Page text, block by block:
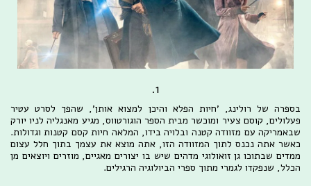
1.
בספרה של רולינג, 'חיות הפלא והיכן למצוא אותן', שהפך לסרט עטיר
פעלולים, קוסם צעיר ומוכשר מבית הספר הוגורטווס, מגיע מאנגליה לניו יורק
שבאמריקה עם מזוודה קטנה ובלויה בידו, המלאה חיות קסם קטנות וגדולות.
כאשר אתה נכנס לתוך המזוודה הזו, אתה מוצא את עצמך בתוך חלל עצום
ממדים שבתוכו גן זואולוגי מדהים שיש בו יצורים מאגיים, מוזרים ויוצאים מן
הכלל, שנפקדו לגמרי מתוך ספרי הביולוגיה הרגילים.